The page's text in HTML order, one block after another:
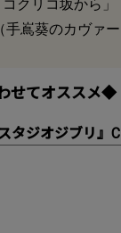
クリコ坂から」
手嶌葵のカヴァ
てオスス
タジオジブリ』